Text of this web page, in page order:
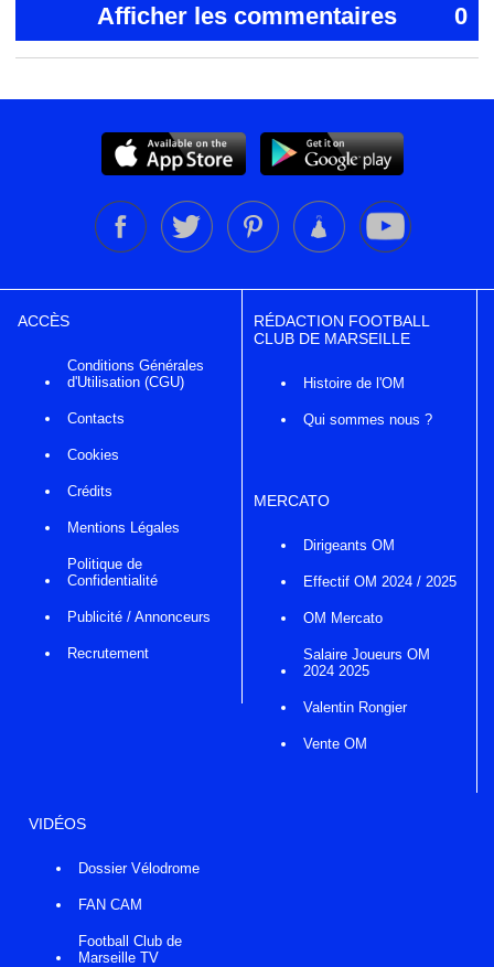
Afficher les commentaires 0
ACCÈS
Conditions Générales
d'Utilisation (CGU)
Contacts
Cookies
Crédits
Mentions Légales
Politique de
Confidentialité
Publicité / Annonceurs
Recrutement
RÉDACTION FOOTBALL
CLUB DE MARSEILLE
Histoire de l'OM
Qui sommes nous ?
MERCATO
Dirigeants OM
Effectif OM 2024 / 2025
OM Mercato
Salaire Joueurs OM
2024 2025
Valentin Rongier
Vente OM
VIDÉOS
Dossier Vélodrome
FAN CAM
Football Club de
Marseille TV